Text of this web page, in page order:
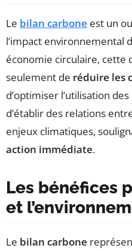
Le bilan carbone est un
l’impact environnemental
économie circulaire, cette
seulement de réduire les
d’optimiser l’utilisation
d’établir des relations
enjeux climatiques,
action immédiate.
Les bénéfices
et
Le bilan carbone